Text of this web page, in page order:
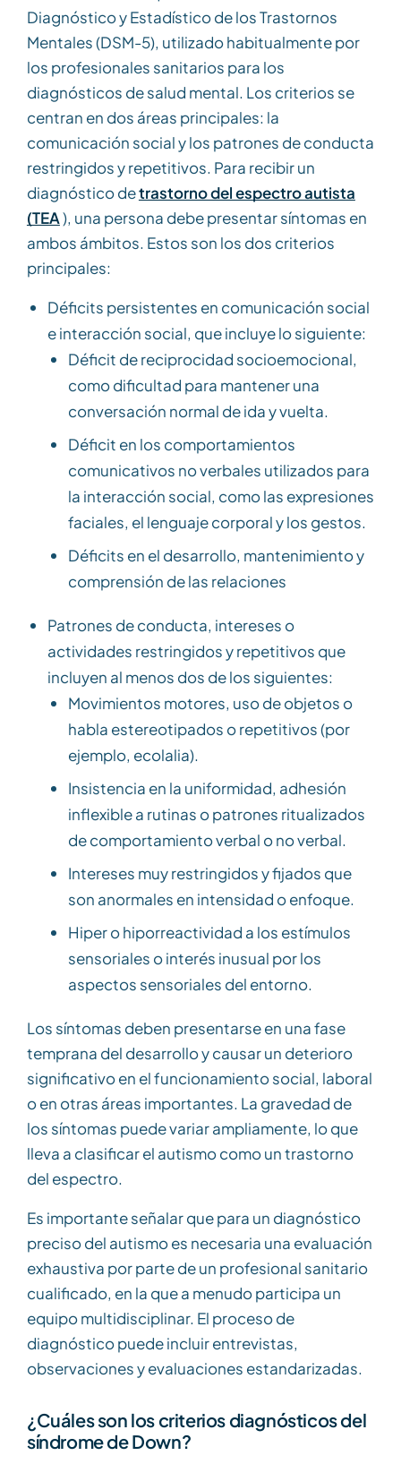
Diagnóstico y Estadístico de los Trastornos
Mentales (DSM-5), utilizado habitualmente por
los profesionales sanitarios para los
diagnósticos de salud mental. Los criterios se
centran en dos áreas principales: la
comunicación social y los patrones de conducta
restringidos y repetitivos. Para recibir un
diagnóstico detrastorno del espectro autista
(TEA), una persona debe presentar síntomas en
ambos ámbitos. Estos son los dos criterios
principales:
Déficits persistentes en comunicación social
e interacción social, que incluye lo siguiente:
Déficit de reciprocidad socioemocional,
como dificultad para mantener una
conversación normal de ida y vuelta.
Déficit en los comportamientos
comunicativos no verbales utilizados para
la interacción social, como las expresiones
faciales, el lenguaje corporal y los gestos.
Déficits en el desarrollo, mantenimiento y
comprensión de las relaciones
Patrones de conducta, intereses o
actividades restringidos y repetitivos que
incluyen al menos dos de los siguientes:
Movimientos motores, uso de objetos o
habla estereotipados o repetitivos (por
ejemplo, ecolalia).
Insistencia en la uniformidad, adhesión
inflexible a rutinas o patrones ritualizados
de comportamiento verbal o no verbal.
Intereses muy restringidos y fijados que
son anormales en intensidad o enfoque.
Hiper o hiporreactividad a los estímulos
sensoriales o interés inusual por los
aspectos sensoriales del entorno.
Los síntomas deben presentarse en una fase
temprana del desarrollo y causar un deterioro
significativo en el funcionamiento social, laboral
o en otras áreas importantes. La gravedad de
los síntomas puede variar ampliamente, lo que
lleva a clasificar el autismo como un trastorno
del espectro.
Es importante señalar que para un diagnóstico
preciso del autismo es necesaria una evaluación
exhaustiva por parte de un profesional sanitario
cualificado, en la que a menudo participa un
equipo multidisciplinar. El proceso de
diagnóstico puede incluir entrevistas,
observaciones y evaluaciones estandarizadas.
¿Cuáles son los criterios diagnósticos del
síndrome de Down?